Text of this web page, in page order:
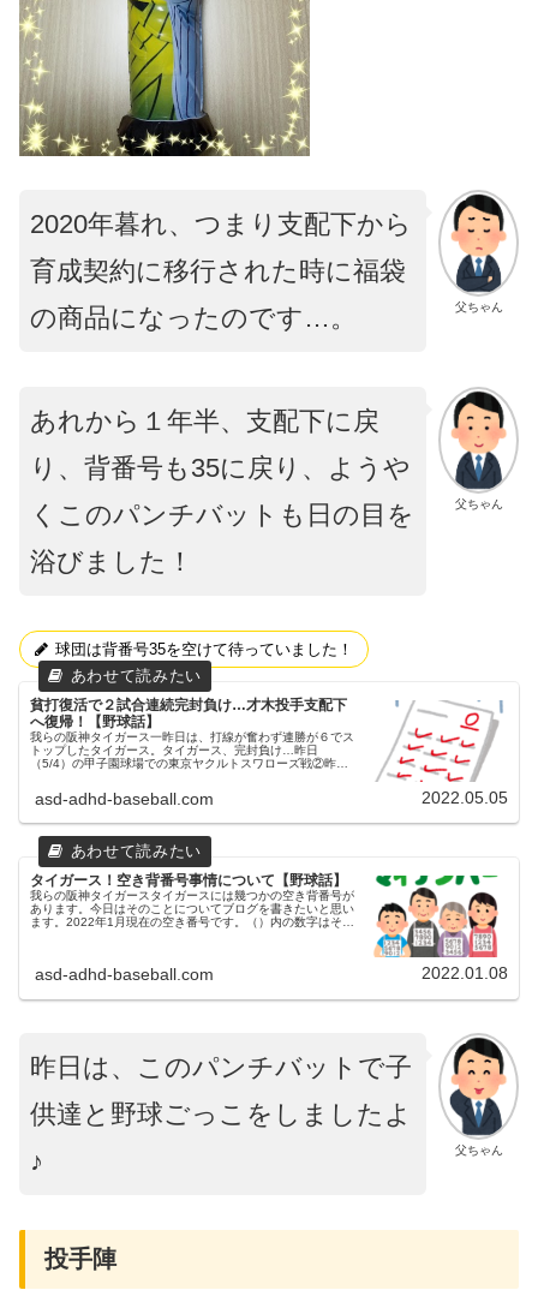
父ちゃん
2020年暮れ、つまり支配下から
育成契約に移行された時に福袋
の商品になったのです…。
父ちゃん
あれから１年半、支配下に戻
り、背番号も35に戻り、ようや
くこのパンチバットも日の目を
浴びました！
球団は背番号35を空けて待っていました！
貧打復活で２試合連続完封負け…才木投手支配下
へ復帰！【野球話】
我らの阪神タイガース一昨日は、打線が奮わず連勝が６でス
トップしたタイガース。タイガース、完封負け…昨日
（5/4）の甲子園球場での東京ヤクルトスワローズ戦②昨日
asd-adhd-baseball.com 2022.05.05
タイガース！空き背番号事情について【野球話】
我らの阪神タイガースタイガースには幾つかの空き背番号が
あります。今日はそのことについてブログを書きたいと思い
ます。2022年1月現在の空き番号です。（）内の数字はその
asd-adhd-baseball.com 2022.01.08
父ちゃん
昨日は、このパンチバットで子
供達と野球ごっこをしましたよ
♪
投手陣